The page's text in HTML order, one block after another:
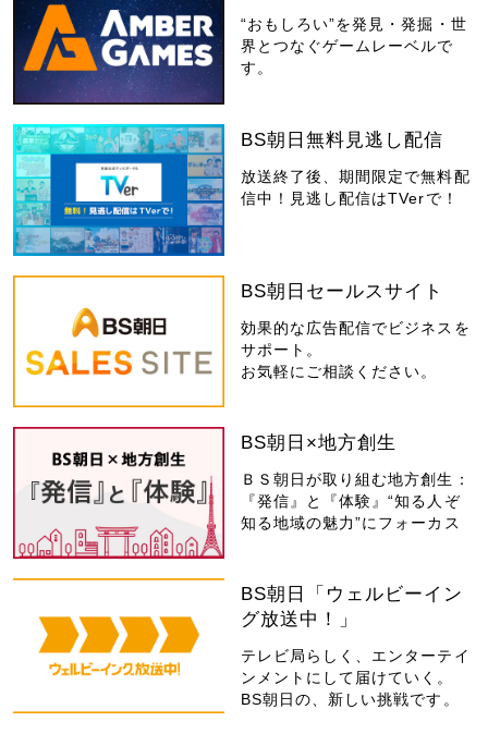
“おもしろい”を発見・発掘・世
界とつなぐゲームレーベルで
す。
BS朝日無料見逃し配信
放送終了後、期間限定で無料配
信中！見逃し配信はTVerで！
BS朝日セールスサイト
効果的な広告配信でビジネスを
サポート。
お気軽にご相談ください。
BS朝日×地方創生
ＢＳ朝日が取り組む地方創生：
『発信』と『体験』“知る人ぞ
知る地域の魅力”にフォーカス
BS朝日「ウェルビーイン
グ放送中！」
テレビ局らしく、エンターテイ
ンメントにして届けていく。
BS朝日の、新しい挑戦です。